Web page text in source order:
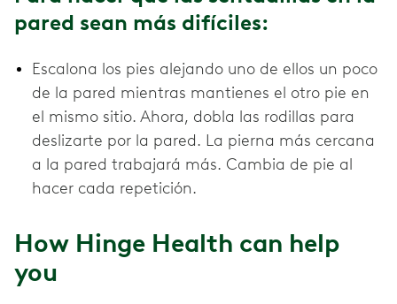
pared sean más difíciles:
Escalona los pies alejando uno de ellos un poco
de la pared mientras mantienes el otro pie en
el mismo sitio. Ahora, dobla las rodillas para
deslizarte por la pared. La pierna más cercana
a la pared trabajará más. Cambia de pie al
hacer cada repetición.
How Hinge Health can help
you